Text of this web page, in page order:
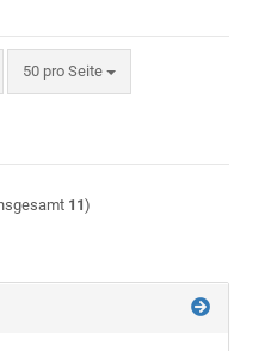
50 pro Seite
pro Seite
11)